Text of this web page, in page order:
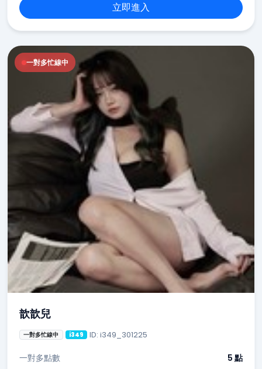
立即進入
一對多忙線中
歆歆兒
一對多忙線中 i349 ID: i349_301225
一對多點數
5 點